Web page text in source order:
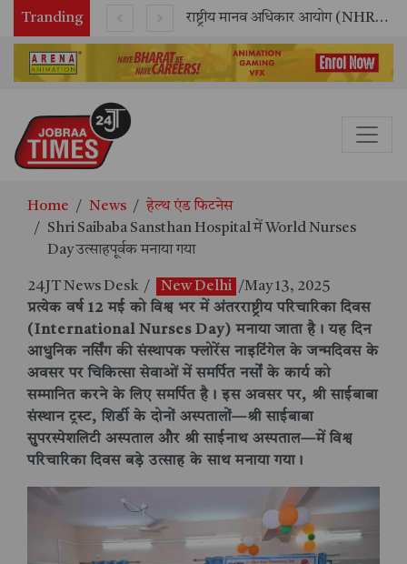
Tranding राष्ट्रीय मानव अधिकार आयोग (NHRC) के ऑनलाइन इंटर्नशिप कार्यक्रम का समापन, 21 राज्यों के छात्रों ने किया सफलतापूर्वक पूर्ण
Home News
हेल्थ एंड फिटनेस
Shri Saibaba Sansthan Hospital में World Nurses
Day उत्साहपूर्वक मनाया गया
24JT News Desk / New Delhi /May 13, 2025
प्रत्येक वर्ष 12 मई को विश्व भर में अंतरराष्ट्रीय परिचारिका दिवस
(International Nurses Day) मनाया जाता है। यह दिन
आधुनिक नर्सिंग की संस्थापक फ्लोरेंस नाइटिंगेल के जन्मदिवस के
अवसर पर चिकित्सा सेवाओं में समर्पित नर्सों के कार्य को
सम्मानित करने के लिए समर्पित है। इस अवसर पर, श्री साईबाबा
संस्थान ट्रस्ट, शिर्डी के दोनों अस्पतालों—श्री साईबाबा
सुपरस्पेशलिटी अस्पताल और श्री साईनाथ अस्पताल—में विश्व
परिचारिका दिवस बड़े उत्साह के साथ मनाया गया।